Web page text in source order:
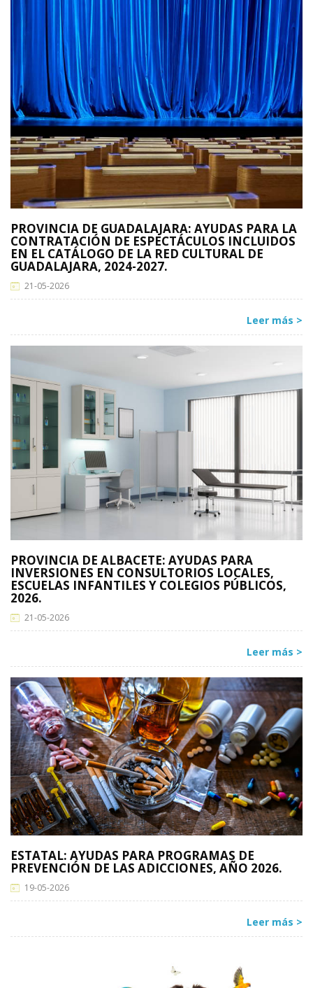
PROVINCIA DE GUADALAJARA: AYUDAS PARA LA
CONTRATACIÓN DE ESPECTÁCULOS INCLUIDOS
EN EL CATÁLOGO DE LA RED CULTURAL DE
GUADALAJARA, 2024-2027.
21-05-2026
Leer más >
PROVINCIA DE ALBACETE: AYUDAS PARA
INVERSIONES EN CONSULTORIOS LOCALES,
ESCUELAS INFANTILES Y COLEGIOS PÚBLICOS,
2026.
21-05-2026
Leer más >
ESTATAL: AYUDAS PARA PROGRAMAS DE
PREVENCIÓN DE LAS ADICCIONES, AÑO 2026.
19-05-2026
Leer más >